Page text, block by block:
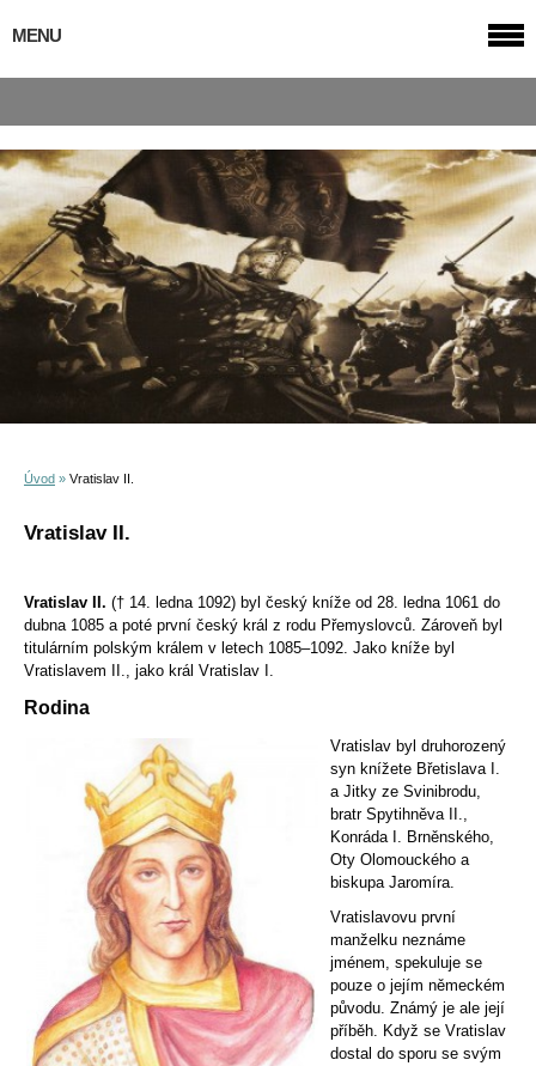
Úvod » Vratislav II.
Vratislav II.
Vratislav II. († 14. ledna 1092) byl český kníže od 28. ledna 1061 do
dubna 1085 a poté první český král z rodu Přemyslovců. Zároveň byl
titulárním polským králem v letech 1085–1092. Jako kníže byl
Vratislavem II., jako král Vratislav I.
Rodina
Vratislav byl druhorozený
syn knížete Břetislava I.
a Jitky ze Svinibrodu,
bratr Spytihněva II.,
Konráda I. Brněnského,
Oty Olomouckého a
biskupa Jaromíra.
Vratislavovu první
manželku neznáme
jménem, spekuluje se
pouze o jejím německém
původu. Známý je ale její
příběh. Když se Vratislav
dostal do sporu se svým
MENU